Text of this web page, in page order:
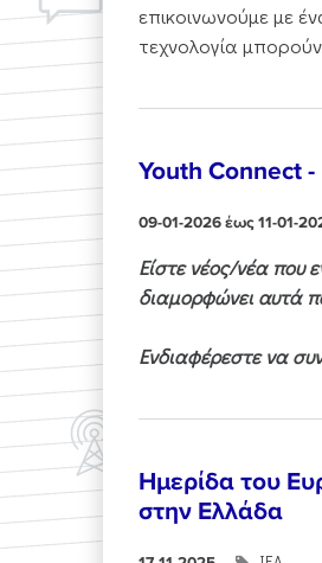
επικοινωνούμε με
τεχνολογία
Youth Connect
09-01-2026 έως 11-01-
Είστε νέος/νέα που
διαμορφώνει αυτά
Ενδιαφέρεστε να
Ημερίδα του
στην Ελλάδα